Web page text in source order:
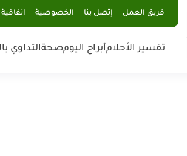
فريق العمل إتصل بنا الخصوصية
تفسير الأحلامأبراج اليومصحةالتداوي